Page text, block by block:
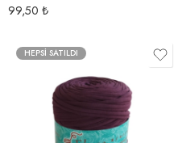
99,50 ₺
HEPSI SATILDI